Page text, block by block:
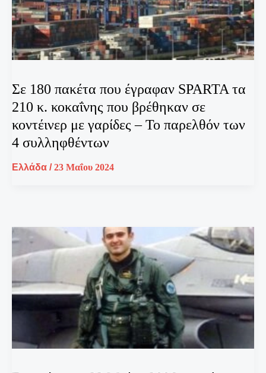
Σε 180 πακέτα που έγραφαν SPARTA τα
210 κ. κοκαΐνης που βρέθηκαν σε
κοντέινερ με γαρίδες – Το παρελθόν των
4 συλληφθέντων
Ελλάδα /23 Μαΐου 2024